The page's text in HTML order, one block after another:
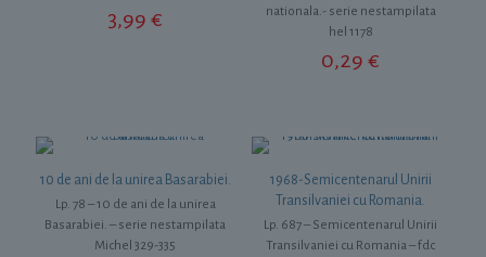
3,99€
nationala.- serie nestampilata
hel 1178
0,29€
10 de ani de la unirea Basarabiei.
Lp. 78 – 10 de ani de la unirea
Basarabiei. – serie nestampilata
Michel 329-335
1968-Semicentenarul Unirii
Transilvaniei cu Romania.
Lp. 687 – Semicentenarul Unirii
Transilvaniei cu Romania – fdc